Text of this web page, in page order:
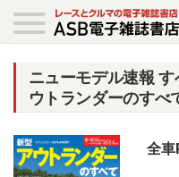
ニューモデル速報
ウトランダーのすべ
全車